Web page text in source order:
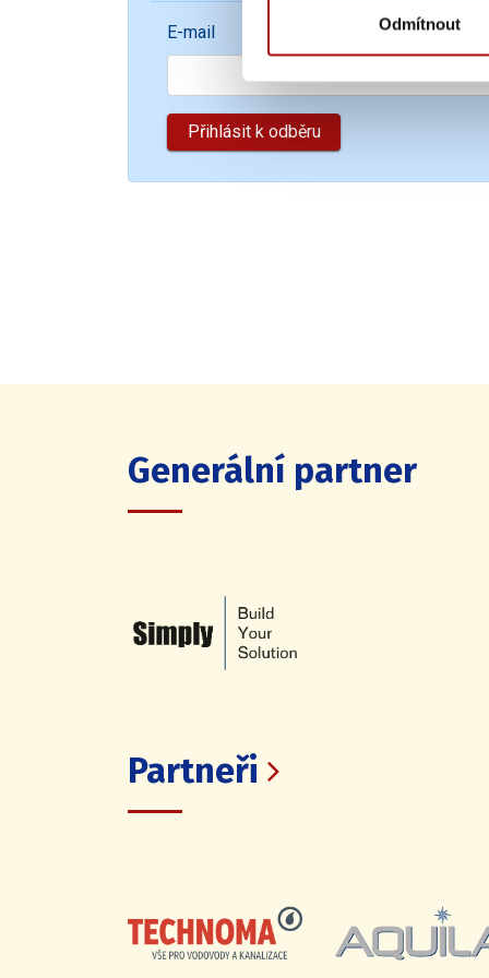
Odmítnout
E-mail
Generální partner
Partneři